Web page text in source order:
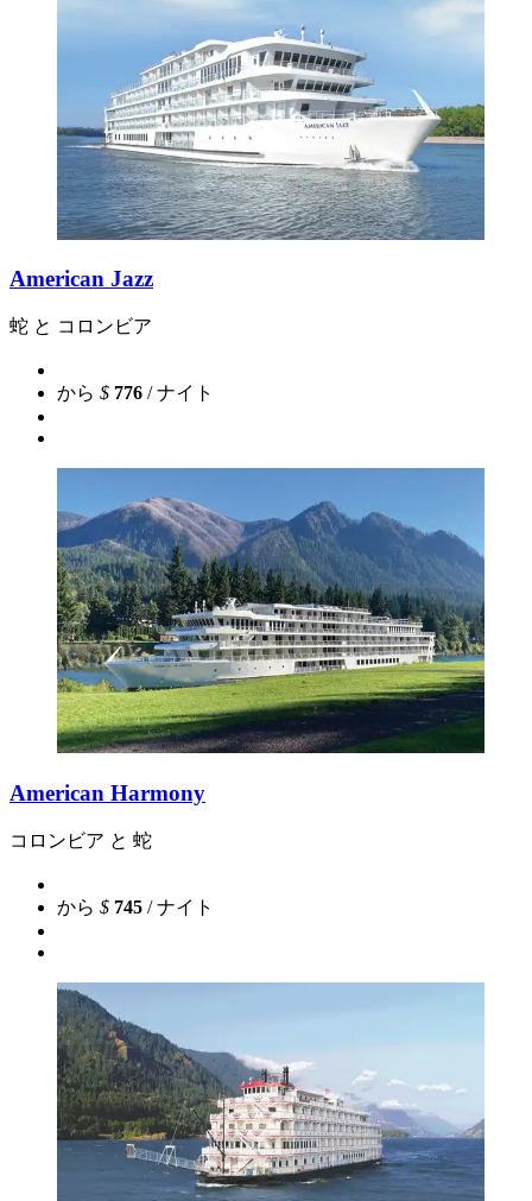
American Jazz
蛇 と コロンビア
から $ 776 / ナイト
American Harmony
コロンビア と 蛇
から $ 745 / ナイト